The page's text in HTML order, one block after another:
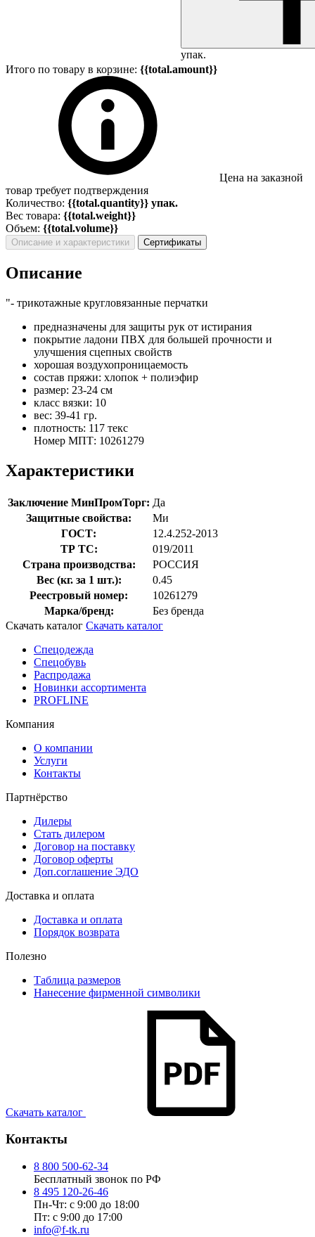
упак.
Итого по товару в корзине: {{total.amount}}
Цена на заказной
товар требует подтверждения
Количество: {{total.quantity}} упак.
Вес товара: {{total.weight}}
Объем: {{total.volume}}
Описание и характеристики Сертификаты
Описание
"- трикотажные кругловязанные перчатки
предназначены для защиты рук от истирания
покрытие ладони ПВХ для большей прочности и
улучшения сцепных свойств
хорошая воздухопроницаемость
состав пряжи: хлопок + полиэфир
размер: 23-24 см
класс вязки: 10
вес: 39-41 гр.
плотность: 117 текс
Номер МПТ: 10261279
Характеристики
Заключение МинПромТорг: Да
Защитные свойства:
Ми
ГОСТ:
12.4.252-2013
ТР ТС:
019/2011
Страна производства:
РОССИЯ
Вес (кг. за 1 шт.):
0.45
Реестровый номер:
10261279
Марка/бренд:
Без бренда
Скачать каталог Скачать каталог
Спецодежда
Спецобувь
Распродажа
Новинки ассортимента
PROFLINE
Компания
О компании
Услуги
Контакты
Партнёрство
Дилеры
Стать дилером
Договор на поставку
Договор оферты
Доп.соглашение ЭДО
Доставка и оплата
Доставка и оплата
Порядок возврата
Полезно
Таблица размеров
Нанесение фирменной символики
Скачать каталог
Контакты
8 800 500-62-34
Бесплатный звонок по РФ
8 495 120-26-46
Пн-Чт: с 9:00 до 18:00
Пт: с 9:00 до 17:00
info@f-tk.ru